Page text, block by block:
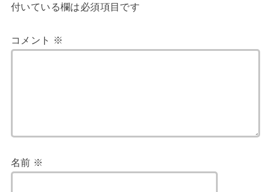
付いている欄は必須項目です
コメント ※
名前 ※